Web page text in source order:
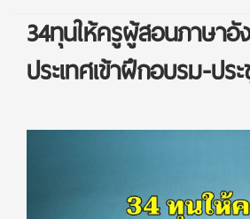
34ทุนให้ครูผู้สอนภาษา
ประเทศเข้าฝึกอบรม-ปร